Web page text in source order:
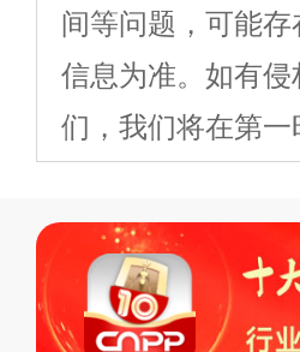
间等问题，可能
信息为准。如有
们，我们将在第一
平
标、LOGO 等）
复制、转载、商
不代理、不招商